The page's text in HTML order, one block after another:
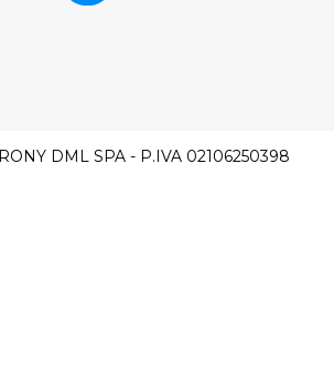
DML SPA - P.IVA 02106250398